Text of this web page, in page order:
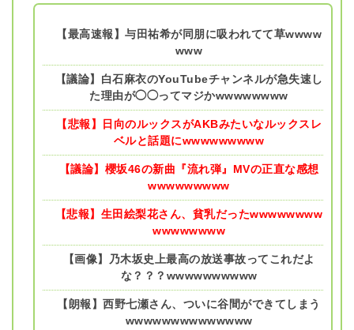
【最高速報】与田祐希が同朋に吸われてて草wwww
www
【議論】白石麻衣のYouTubeチャンネルが急失速し
た理由が◯◯ってマジかwwwwwwww
【悲報】日向のルックスがAKBみたいなルックスレ
ベルと話題にwwwwwwwww
【議論】櫻坂46の新曲『流れ弾』MVの正直な感想
wwwwwwwww
【悲報】生田絵梨花さん、貧乳だったwwwwwwww
wwwwwwww
【画像】乃木坂史上最高の放送事故ってこれだよ
な？？？wwwwwwwwww
【朗報】西野七瀬さん、ついに谷間ができてしまう
wwwwwwwwwwwwww